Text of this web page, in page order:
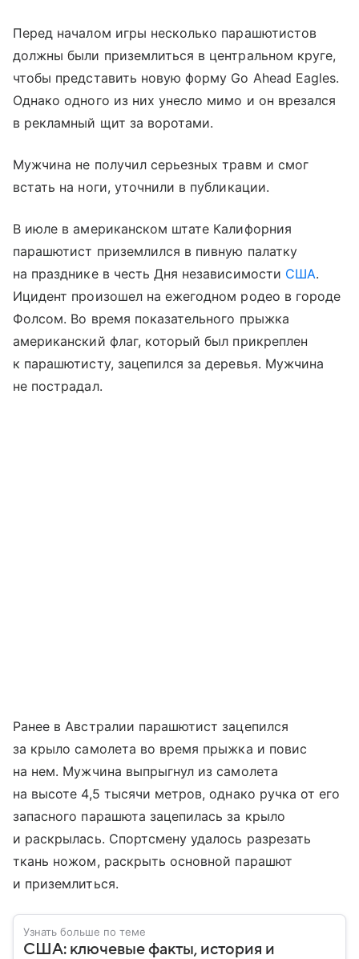
Перед началом игры несколько парашютистов
должны были приземлиться в центральном круге,
чтобы представить новую форму Go Ahead Eagles.
Однако одного из них унесло мимо и он врезался
в рекламный щит за воротами.
Мужчина не получил серьезных травм и смог
встать на ноги, уточнили в публикации.
В июле в американском штате Калифорния
парашютист приземлился в пивную палатку
на празднике в честь Дня независимости США.
Ицидент произошел на ежегодном родео в городе
Фолсом. Во время показательного прыжка
американский флаг, который был прикреплен
к парашютисту, зацепился за деревья. Мужчина
не пострадал.
Ранее в Австралии парашютист зацепился
за крыло самолета во время прыжка и повис
на нем. Мужчина выпрыгнул из самолета
на высоте 4,5 тысячи метров, однако ручка от его
запасного парашюта зацепилась за крыло
и раскрылась. Спортсмену удалось разрезать
ткань ножом, раскрыть основной парашют
и приземлиться.
Узнать больше по теме
США: ключевые факты, история и